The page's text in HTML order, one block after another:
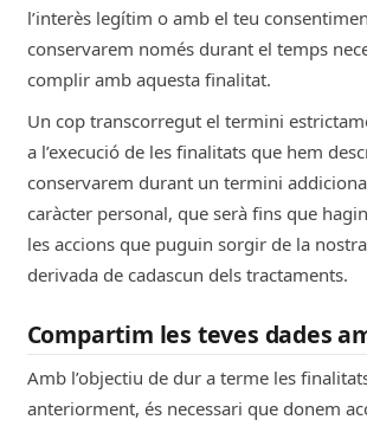
recollida d’aquesta.
serveis que t’oferim i
recomanacions en funció
interacció amb nosaltres al
l’anàlisi del teu perfil
exemple, en base al teu
compra i navegació).
a Internet que podràs
naveguis en llocs web i
exemple, a les xarxes
que vegis pot mostrar-se
tracta de publicitat que
relacionada amb el teu
l’interès legítim o amb el teu
conservarem només durant el temps
complir amb aquesta finalitat.
Un cop transcorregut el termini
a l’execució de les finalitats que hem
conservarem durant un termini
caràcter personal, que serà fins que
les accions que puguin sorgir de la
derivada de cadascun dels tractaments.
Compartim les teves dades
Amb l’objectiu de dur a terme les
anteriorment, és necessari que donem